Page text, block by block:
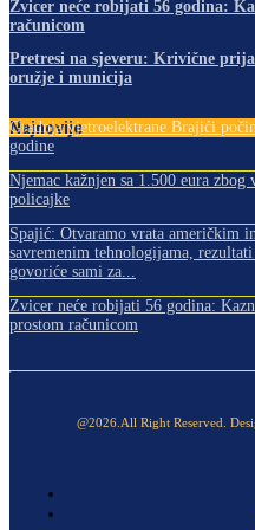
Zvicer neće robijati 56 godina:
računicom
Pretresi na sjeveru: Krivične
oružje i municija
Najnovije
Gradnja vjetroelektrane Brajići
godine
Njemac kažnjen sa 1.500 eura zbog
policajke
Spajić: Otvaramo vrata američkim
savremenim tehnologijama, rezultati
govoriće sami za...
Zvicer neće robijati 56 godina:
prostom računicom
@2026.All Right Reserved.